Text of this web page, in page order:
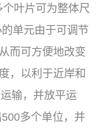
叶片可为整体尺
单元由于可调节
而可方便地改变
，以利于近岸和
输，并放平运
多个单位，并